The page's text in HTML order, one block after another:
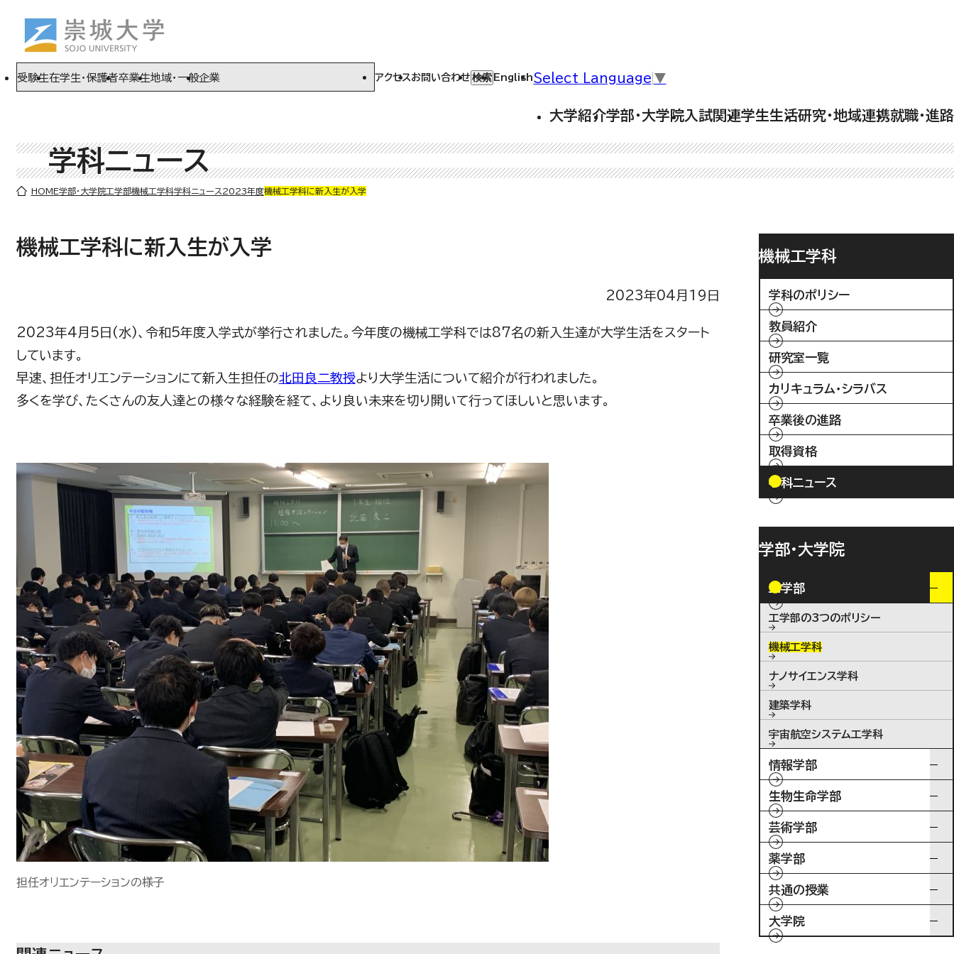
本文(c)へ
受験生在学生・保護者卒業生地域・一般企業 アクセスお問い合わせ 検索 English Select Language ▼
大学紹介学部・大学院 入試関連学生生活研究・地域連携就職・進路
ここから本文です。
学科ニュース
HOME学部・大学院工学部機械工学科学科ニュース 2023年度機械工学科に新入生が入学
機械工学科に新入生が入学
2023年04月19日
2023年4月5日(水)、令和5年度入学式が挙行されました。今年度の機械工学科では87名の新入生達が大学生活をスタート
しています。
早速、担任オリエンテーションにて新入生担任の北田良二教授より大学生活について紹介が行われました。
多くを学び、たくさんの友人達との様々な経験を経て、より良い未来を切り開いて行ってほしいと思います。
担任オリエンテーションの様子
機械工学科
学科のポリシー
教員紹介
研究室一覧
カリキュラム・シラバス
卒業後の進路
取得資格
学科ニュース
学部・大学院
工学部
工学部の3つのポリシー
機械工学科
ナノサイエンス学科
建築学科
宇宙航空システム工学科
情報学部
生物生命学部
芸術学部
薬学部
共通の授業
大学院